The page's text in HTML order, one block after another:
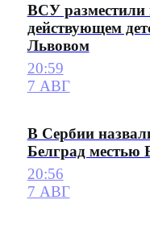
ВСУ разместили
действующем
Львовом
20:59
7 АВГ
В Сербии
Белград местью
20:56
7 АВГ